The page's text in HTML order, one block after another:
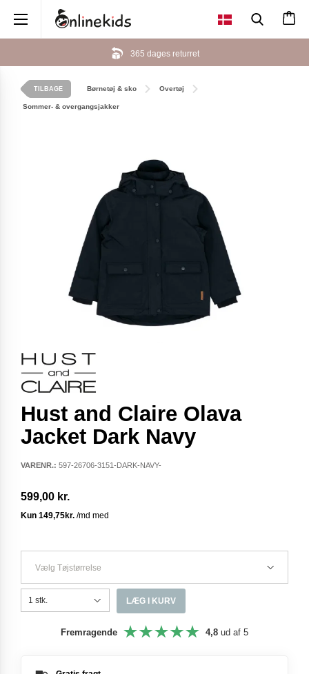
365 dages returret
TILBAGE Børnetøj & sko Overtøj
Sommer- & overgangsjakker
Hust and Claire Olava
Jacket Dark Navy
VARENR.: 597-26706-3151-DARK-NAVY-
599,00 kr.
Vælg Tøjstørrelse
LÆG I KURV
Fremragende 4,8 ud af 5